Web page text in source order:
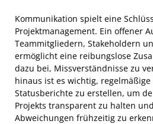
Kommunikation spielt eine
Projektmanagement. Ein offener
Teammitgliedern, Stakeholdern
ermöglicht eine reibungslose
dazu bei, Missverständnisse zu
hinaus ist es wichtig,
Statusberichte zu erstellen, um
Projekts transparent zu halten
Abweichungen frühzeitig zu